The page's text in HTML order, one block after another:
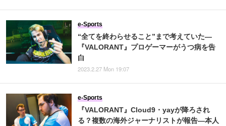
“全てを終わらせること”まで考えていた―
『VALORANT』プロゲーマーがうつ病を告
白
e-Sports
2023.2.27 Mon 19:07
『VALORANT』Cloud9・yayが降ろされ
る？複数の海外ジャーナリストが報告―本人
e-Sports